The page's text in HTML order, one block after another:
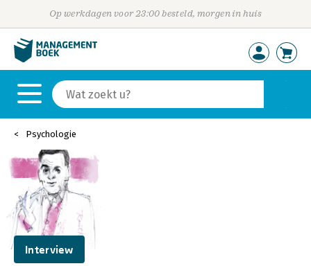
Op werkdagen voor 23:00 besteld, morgen in huis
Psychologie
Interview